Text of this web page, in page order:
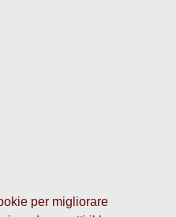
per migliorare